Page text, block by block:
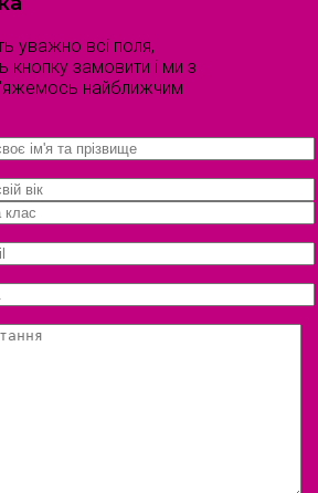
уважно всі поля,
кнопку замовити і ми з
найближчим